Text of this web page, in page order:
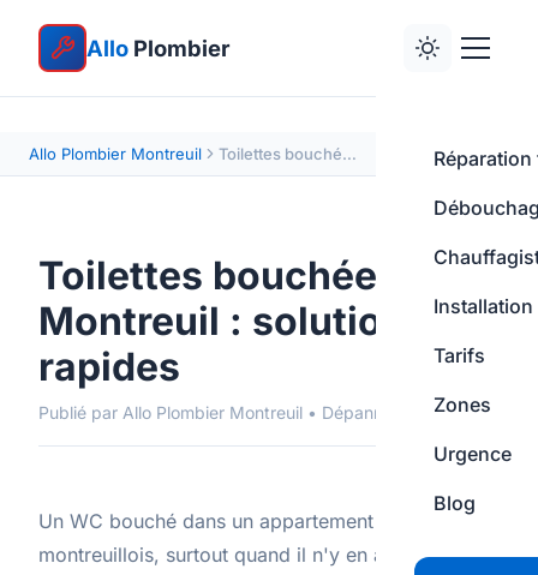
Allo Plombier
Installation
Tarifs
Zones
Urgence
Blog
Allo Plombier Montreuil Toilettes bouchées à Montreuil : débouchage express
Toilettes bouchées à
Montreuil : solutions
rapides
Publié par Allo Plombier Montreuil • Dépannage
Un WC bouché dans un appartement
montreuillois, surtout quand il n'y en a qu'un seul,